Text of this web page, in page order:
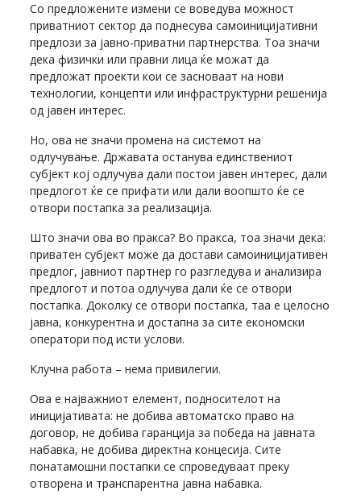
Со предложените измени се воведува можност
приватниот сектор да поднесува самоиницијативни
предлози за јавно-приватни партнерства. Тоа значи
дека физички или правни лица ќе можат да
предложат проекти кои се засноваат на нови
технологии, концепти или инфраструктурни решенија
од јавен интерес.
Но, ова не значи промена на системот на
одлучување. Државата останува единствениот
субјект кој одлучува дали постои јавен интерес, дали
предлогот ќе се прифати или дали воопшто ќе се
отвори постапка за реализација.
Што значи ова во пракса? Во пракса, тоа значи дека:
приватен субјект може да достави самоиницијативен
предлог, јавниот партнер го разгледува и анализира
предлогот и потоа одлучува дали ќе се отвори
постапка. Доколку се отвори постапка, таа е целосно
јавна, конкурентна и достапна за сите економски
оператори под исти услови.
Клучна работа – нема привилегии.
Ова е најважниот елемент, подносителот на
иницијативата: не добива автоматско право на
договор, не добива гаранција за победа на јавната
набавка, не добива директна концесија. Сите
понатамошни постапки се спроведуваат преку
отворена и транспарентна јавна набавка.